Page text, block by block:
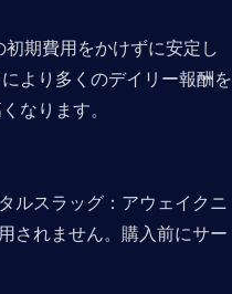
期費用をかけずに安定し
より多くのデイリー報酬を
なります。
ルスラッグ：アウェイクニ
されません。購入前にサー